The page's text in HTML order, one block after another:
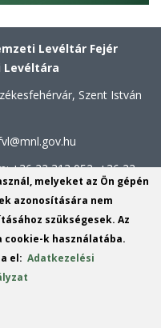
Levéltár Fejér
Levéltára
Szent István
+36 22 313 052, +36 22
azonosító: MNLFML
- Központi Érkeztetési
azonosító: MNL FML
melyeket az Ön gépén
azonosítására nem
szükségesek. Az
cookie-k használatába.
el:Adatkezelési